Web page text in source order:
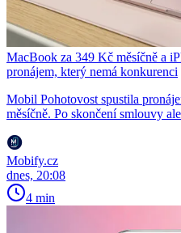
MacBook za 349 Kč měsíčně a
pronájem, který nemá konkurenci
Mobil Pohotovost spustila
měsíčně. Po skončení smlouvy
Mobify.cz
dnes, 20:08
4 min